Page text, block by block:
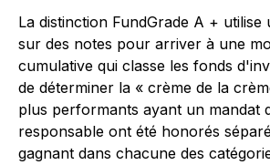
La distinction FundGrade A + utilise
sur des notes pour arriver à une
cumulative qui classe les fonds
de déterminer la « crème de la
plus performants ayant un mandat
responsable ont été honorés
gagnant dans chacune des